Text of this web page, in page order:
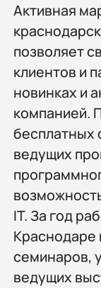
Активная
позволяет
клиентов и
новинках и
компанией.
бесплатных
ведущих
IT. За год
Краснодаре
семинаров,
ведущих